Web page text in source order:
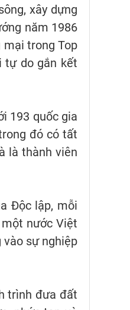
xây dựng
năm 1986
mại trong Top
tự do gắn kết
193 quốc gia
đó có tất
là thành viên
Độc lập, mỗi
nước Việt
vào sự nghiệp
trình đưa đất